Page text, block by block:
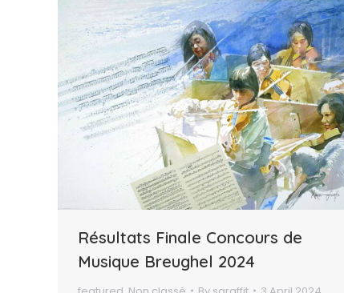
Résultats Finale Concours de
Musique Breughel 2024